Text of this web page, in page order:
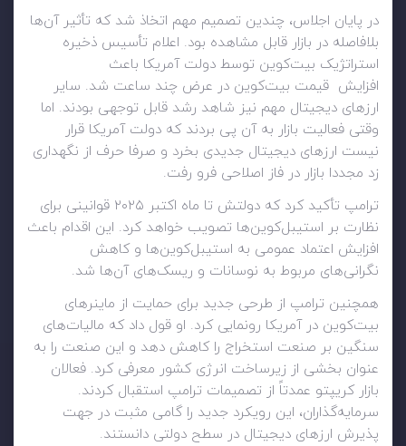
در پایان اجلاس، چندین تصمیم مهم اتخاذ شد که تأثیر آن‌ها
بلافاصله در بازار قابل مشاهده بود. اعلام تأسیس ذخیره
استراتژیک بیت‌کوین توسط دولت آمریکا باعث
افزایش قیمت بیت‌کوین در عرض چند ساعت شد. سایر
ارزهای دیجیتال مهم نیز شاهد رشد قابل توجهی بودند. اما
وقتی فعالیت بازار به آن پی بردند که دولت آمریکا قرار
نیست ارزهای دیجیتال جدیدی بخرد و صرفا حرف از نگهداری
زد مجددا بازار در فاز اصلاحی فرو رفت.
ترامپ تأکید کرد که دولتش تا ماه اکتبر ۲۰۲۵ قوانینی برای
نظارت بر استیبل‌کوین‌ها تصویب خواهد کرد. این اقدام باعث
افزایش اعتماد عمومی به استیبل‌کوین‌ها و کاهش
نگرانی‌های مربوط به نوسانات و ریسک‌های آن‌ها شد.
همچنین ترامپ از طرحی جدید برای حمایت از ماینرهای
بیت‌کوین در آمریکا رونمایی کرد. او قول داد که مالیات‌های
سنگین بر صنعت استخراج را کاهش دهد و این صنعت را به
عنوان بخشی از زیرساخت انرژی کشور معرفی کرد. فعالان
بازار کریپتو عمدتاً از تصمیمات ترامپ استقبال کردند.
سرمایه‌گذاران، این رویکرد جدید را گامی مثبت در جهت
پذیرش ارزهای دیجیتال در سطح دولتی دانستند.